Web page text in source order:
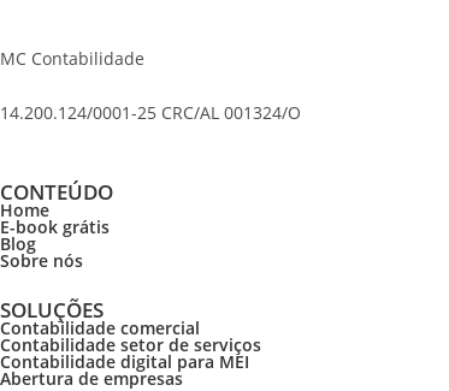
MC Contabilidade
14.200.124/0001-25 CRC/AL 001324/O
CONTEÚDO
Home
E-book grátis
Blog
Sobre nós
SOLUÇÕES
Contabilidade comercial
Contabilidade setor de serviços
Contabilidade digital para MEI
Abertura de empresas